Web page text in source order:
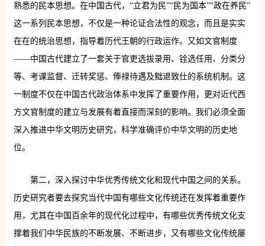
熟悉的民本思想。在中国古代，“立君为民”“民为国本”“政在养民”
这一系列民本思想，不仅是一种论证合法性的观念，而且是实实
在在的统治思想，指导着历代王朝的行政运作。又如文官制度
——中国古代建立了一套关于官吏选拔录用、铨选任用、分类分
等、考课监督、迁转奖惩、俸禄待遇及黜退致仕的系统机制。这
一制度不仅在中国古代政治体系中发挥了重要作用，更对近代西
方文官制度的建立与发展有着直接而深刻的影响。我们必须全面
深入推进中华文明历史研究，科学准确评价中华文明的历史地
位。
第二，深入探讨中华优秀传统文化和现代中国之间的关系。
历史研究者要去探究当代中国有哪些文化传统还在发挥着重要作
用，尤其在中国百余年的现代化过程中，有哪些优秀传统文化支
撑着我们中华民族的不断发展、不断进步，又有哪些文化传统屡